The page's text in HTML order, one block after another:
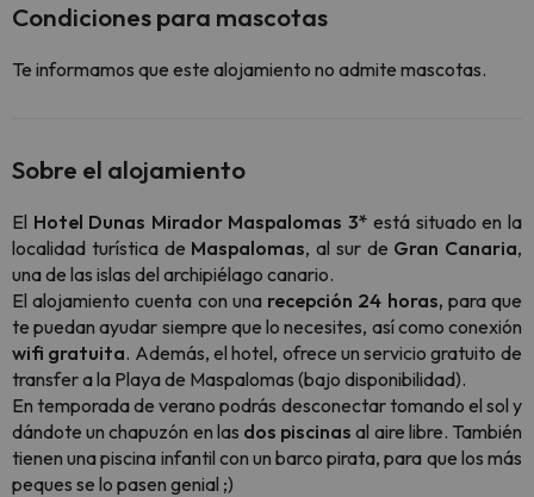
Condiciones para mascotas
Te informamos que este alojamiento no admite mascotas.
Sobre el alojamiento
El Hotel Dunas Mirador Maspalomas 3* está situado en la
localidad turística de Maspalomas, al sur de Gran Canaria,
una de las islas del archipiélago canario.
El alojamiento cuenta con unarecepción 24 horas, para que
te puedan ayudar siempre que lo necesites, así como conexión
wifi gratuita. Además, el hotel, ofrece un servicio gratuito de
transfer a la Playa de Maspalomas (bajo disponibilidad).
En temporada de verano podrás desconectar tomando el sol y
dándote un chapuzón en las dos piscinas al aire libre. También
tienen una piscina infantil con un barco pirata, para que los más
peques se lo pasen genial ;)